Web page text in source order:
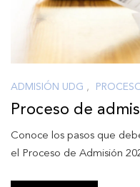
ADMISIÓN UDG ,
Proceso de
Conoce los pasos que
el Proceso de Admisión